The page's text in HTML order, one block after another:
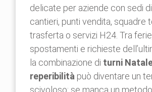
delicate per aziende con sedi
cantieri, punti vendita, squadre
trasferta o servizi H24. Tra
spostamenti e richieste
la combinazione di turni
reperibilità può diventare un